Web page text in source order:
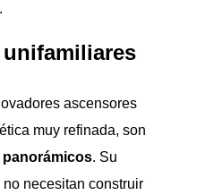
ascensores
muy refinada, son
. Su
necesitan construir